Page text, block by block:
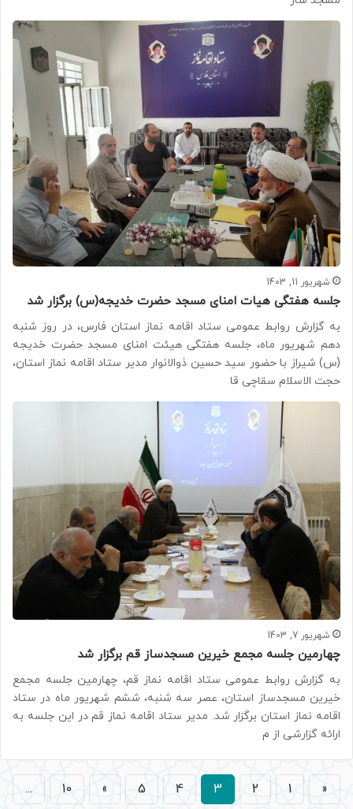
شهریور 11, 1403
جلسه هفتگی هیات امنای مسجد حضرت خدیجه(س) برگزار شد
به گزارش روابط عمومی ستاد اقامه نماز استان فارس، در روز شنبه
دهم شهریور ماه، جلسه هفتگی هیئت امنای مسجد حضرت خدیجه
(س) شیراز با حضور سید حسین ذوالانوار مدیر ستاد اقامه نماز استان،
حجت الاسلام سقاچی قا
شهریور 7, 1403
چهارمین جلسه مجمع خیرین مسجدساز قم برگزار شد
به گزارش روابط عمومی ستاد اقامه نماز قم، چهارمین جلسه مجمع
خیرین مسجدساز استان، عصر سه شنبه، ششم شهریور ماه در ستاد
اقامه نماز استان برگزار شد. مدیر ستاد اقامه نماز قم در این جلسه به
ارائه گزارشی از م
«
1
2
3
4
5
»
10
...